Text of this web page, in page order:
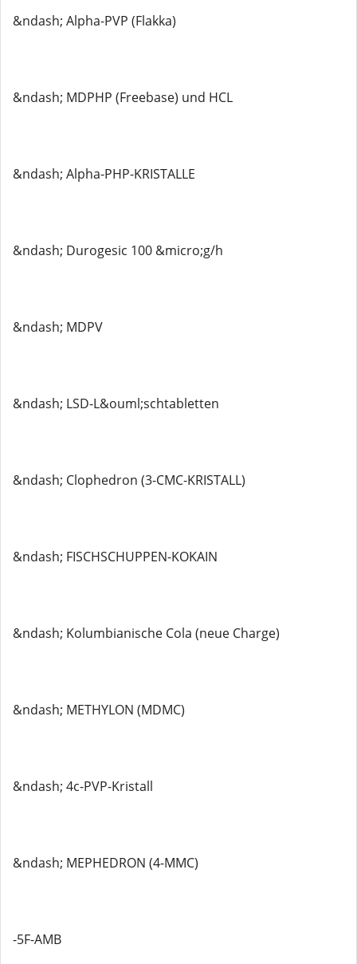
&ndash; Alpha-PVP (Flakka)
&ndash; MDPHP (Freebase) und HCL
&ndash; Alpha-PHP-KRISTALLE
&ndash; Durogesic 100 &micro;g/h
&ndash; MDPV
&ndash; LSD-L&ouml;schtabletten
&ndash; Clophedron (3-CMC-KRISTALL)
&ndash; FISCHSCHUPPEN-KOKAIN
&ndash; Kolumbianische Cola (neue Charge)
&ndash; METHYLON (MDMC)
&ndash; 4c-PVP-Kristall
&ndash; MEPHEDRON (4-MMC)
-5F-AMB